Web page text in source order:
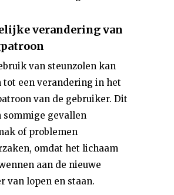
verandering van
van steunzolen kan
tot een verandering in het
van de gebruiker. Dit
sommige gevallen
of problemen
omdat het lichaam
aan de nieuwe
van lopen en staan.